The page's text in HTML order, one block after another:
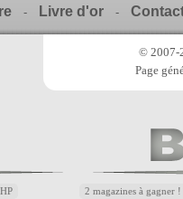
- Livre d'or -
© 2007-
Page
2 magazines à gagner !